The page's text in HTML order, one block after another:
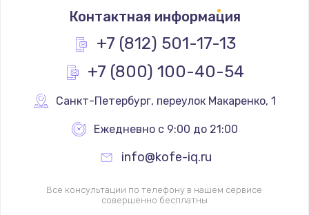
Замена таймера
Заказать
1210 руб.
Заказать
Замена нагревателя испарителя
Контактная информация
+7 (812) 501-17-13
+7 (800) 100-40-54
Санкт-Петербург, переулок Макаренко, 1
Ежедневно с 9:00 до 21:00
info@kofe-iq.ru
Все консультации по телефону в нашем сервисе
совершенно бесплатны